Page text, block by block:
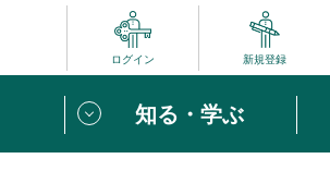
ログイン 新規登録
知る・学ぶ